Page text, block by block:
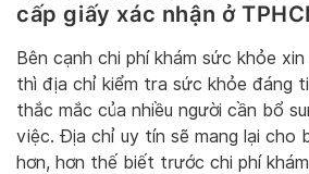
cấp giấy xác nhận ở
Bên cạnh chi phí khám sức khỏe
thì địa chỉ kiểm tra sức khỏe đáng
thắc mắc của nhiều người cần bổ
việc. Địa chỉ uy tín sẽ mang lại cho
hơn, hơn thế biết trước chi phí